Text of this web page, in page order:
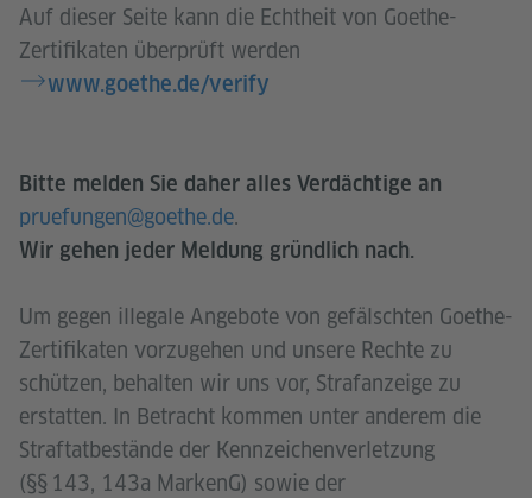
Auf dieser Seite kann die Echtheit von Goethe-
Zertifikaten überprüft werden
www.goethe.de/verify
Bitte melden Sie daher alles Verdächtige an
pruefungen@goethe.de.
Wir gehen jeder Meldung gründlich nach.
Um gegen illegale Angebote von gefälschten Goethe-
Zertifikaten vorzugehen und unsere Rechte zu
schützen, behalten wir uns vor, Strafanzeige zu
erstatten. In Betracht kommen unter anderem die
Straftatbestände der Kennzeichenverletzung
(§§ 143, 143a MarkenG) sowie der